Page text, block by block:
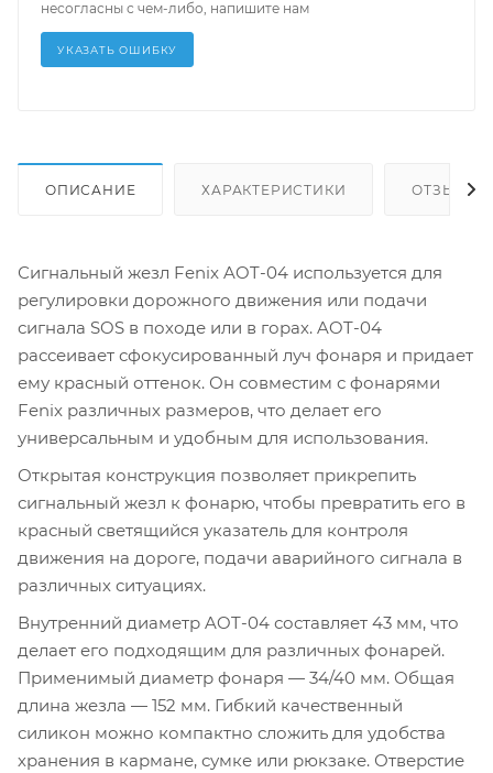
несогласны с чем-либо, напишите нам
УКАЗАТЬ ОШИБКУ
ОПИСАНИЕ ХАРАКТЕРИСТИКИ ОТЗЫВЫ
Сигнальный жезл Fenix AOT-04 используется для
регулировки дорожного движения или подачи
сигнала SOS в походе или в горах. AOT-04
рассеивает сфокусированный луч фонаря и придает
ему красный оттенок. Он совместим с фонарями
Fenix различных размеров, что делает его
универсальным и удобным для использования.
Открытая конструкция позволяет прикрепить
сигнальный жезл к фонарю, чтобы превратить его в
красный светящийся указатель для контроля
движения на дороге, подачи аварийного сигнала в
различных ситуациях.
Внутренний диаметр AOT-04 составляет 43 мм, что
делает его подходящим для различных фонарей.
Применимый диаметр фонаря — 34/40 мм. Общая
длина жезла — 152 мм. Гибкий качественный
силикон можно компактно сложить для удобства
хранения в кармане, сумке или рюкзаке. Отверстие